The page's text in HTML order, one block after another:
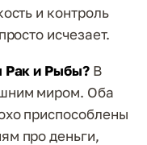
и контроль
исчезает.
Рак и Рыбы? В
миром. Оба
приспособлены
про деньги,